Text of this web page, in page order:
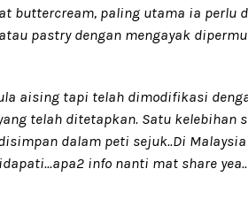
buttercream, paling utama ia perlu
pastry dengan mengayak
aising tapi telah dimodifikasi
telah ditetapkan. Satu kelebihan
dalam peti sejuk..Di
info nanti mat share yea..